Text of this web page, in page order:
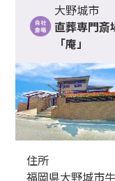
大野城市
直葬専門斎
「庵」
住所
福岡県大野城市